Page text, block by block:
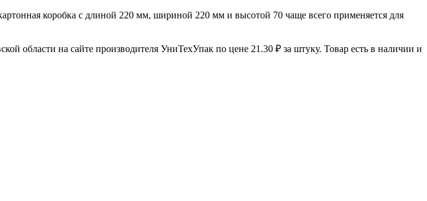
коробка с длиной 220 мм, шириной 220 мм и высотой 70 чаще всего применяется для
области на сайте производителя УниТехУпак по цене 21.30 ₽ за штуку. Товар есть в наличии и